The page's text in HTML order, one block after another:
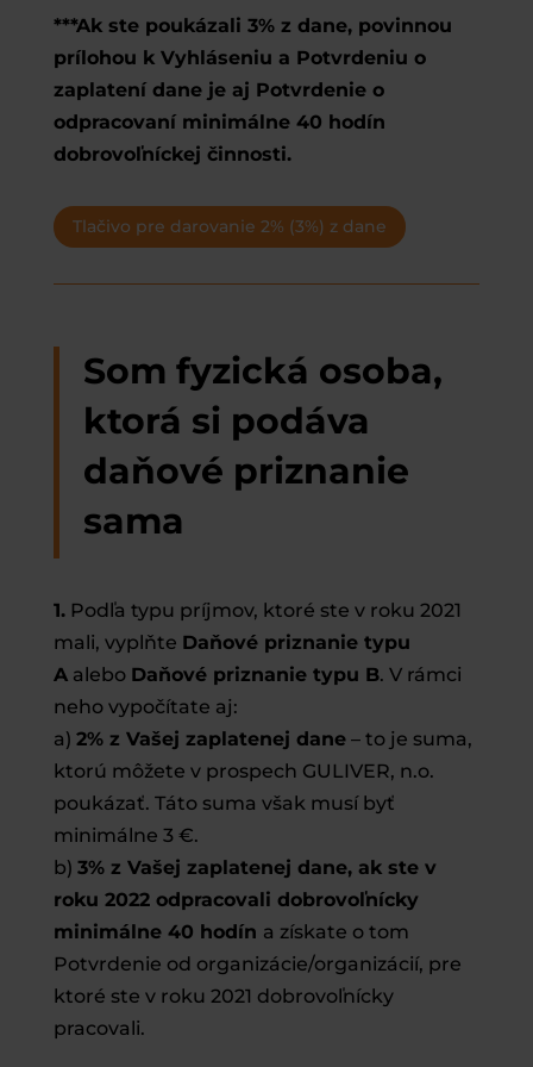
***Ak ste poukázali 3% z dane, povinnou
prílohou k Vyhláseniu a Potvrdeniu o
zaplatení dane je aj Potvrdenie o
odpracovaní minimálne 40 hodín
dobrovoľníckej činnosti.
Tlačivo pre darovanie 2% (3%) z dane
Som fyzická osoba,
ktorá si podáva
daňové priznanie
sama
1.Podľa typu príjmov, ktoré ste v roku 2021
mali, vyplňte Daňové priznanie typu
Aalebo Daňové priznanie typu B. V rámci
neho vypočítate aj:
a) 2% z Vašej zaplatenej dane– to je suma,
ktorú môžete v prospech GULIVER, n.o.
poukázať. Táto suma však musí byť
minimálne 3 €.
b) 3% z Vašej zaplatenej dane, ak ste v
roku 2022 odpracovali dobrovoľnícky
minimálne 40 hodín a získate o tom
Potvrdenie od organizácie/organizácií, pre
ktoré ste v roku 2021 dobrovoľnícky
pracovali.